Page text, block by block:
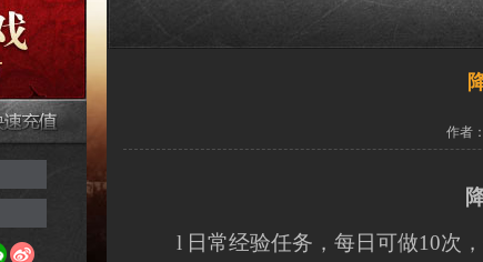
作者
l 日常经验任务，每日可做10次